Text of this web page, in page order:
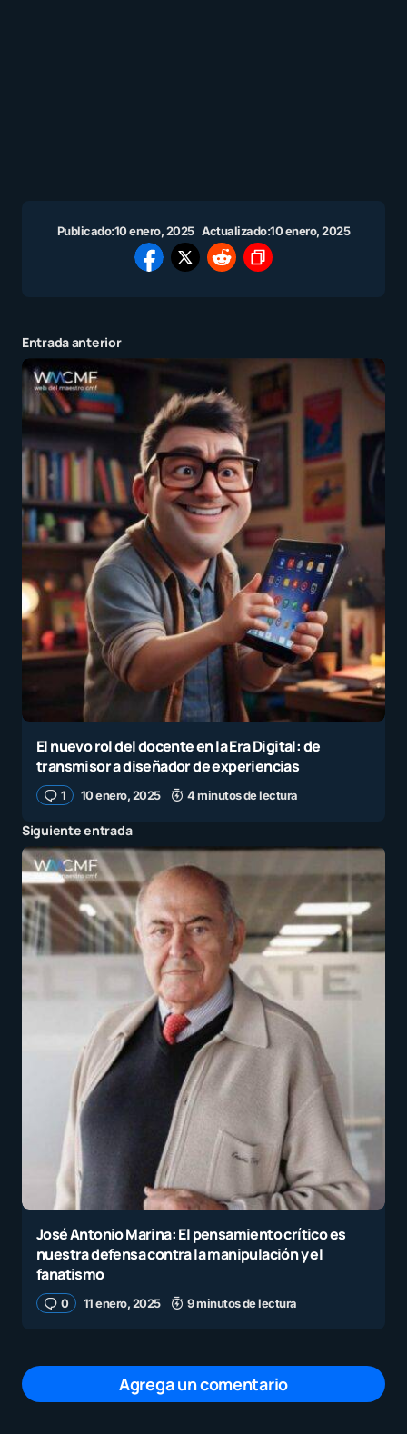
Publicado:10 enero, 2025 Actualizado:10 enero, 2025
Entrada anterior
El nuevo rol del docente en la Era Digital: de
transmisor a diseñador de experiencias
1 10 enero, 2025 4 minutos de lectura
Siguiente entrada
José Antonio Marina: El pensamiento crítico es
nuestra defensa contra la manipulación y el
fanatismo
0 11 enero, 2025 9 minutos de lectura
Agrega un comentario